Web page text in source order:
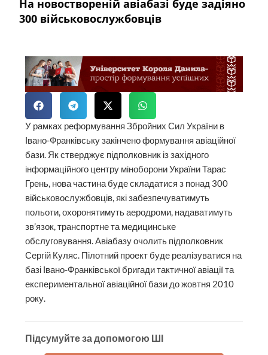
На новоствореній авіабазі буде задіяно
300 військовослужбовців
У рамках реформування Збройних Сил України в
Івано-Франківську закінчено формування авіаційної
бази. Як стверджує підполковник із західного
інформаційного центру міноборони України Тарас
Грень, нова частина буде складатися з понад 300
військовослужбовців, які забезпечуватимуть
польоти, охоронятимуть аеродроми, надаватимуть
зв’язок, транспортне та медицинське
обслуговування. Авіабазу очолить підполковник
Сергій Куляс. Пілотний проект буде реалізуватися на
базі Івано-Франківської бригади тактичної авіації та
експериментальної авіаційної бази до жовтня 2010
року.
Підсумуйте за допомогою ШІ